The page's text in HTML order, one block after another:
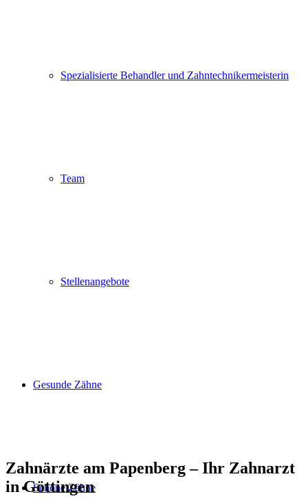
Spezialisierte Behandler und Zahntechniker­meisterin
Team
Stellenangebote
Gesunde Zähne
Schöne Zähne
Zahnärzte am Papenberg – Ihr Zahnarzt
in Göttingen